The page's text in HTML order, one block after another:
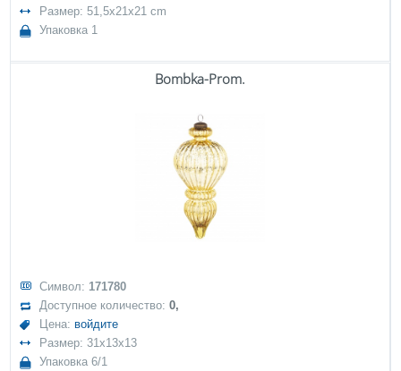
Размер: 51,5x21x21 cm
Упаковка 1
Bombka-Prom.
Символ: 171780
Доступное количество:0,
Цена: войдите
Размер: 31x13x13
Упаковка 6/1